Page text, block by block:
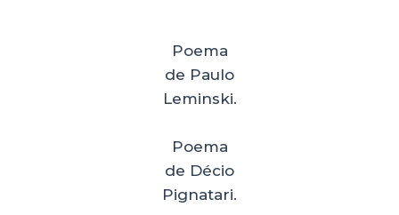
Poema
de Paulo
Leminski.
Poema
de Décio
Pignatari.